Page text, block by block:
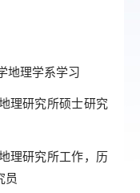
理学系学习
研究所硕士研究
研究所工作，历
员